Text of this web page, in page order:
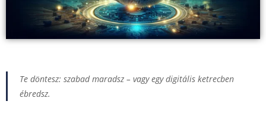
Te döntesz: szabad maradsz – vagy egy digitális ketrecben
ébredsz.